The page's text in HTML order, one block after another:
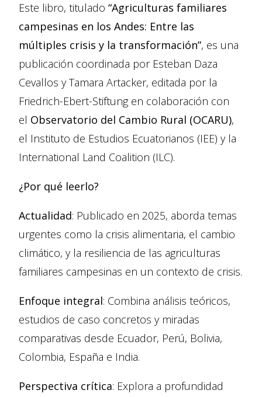
Este libro, titulado “Agriculturas familiares
campesinas en los Andes: Entre las
múltiples crisis y la transformación”, es una
publicación coordinada por Esteban Daza
Cevallos y Tamara Artacker, editada por la
Friedrich-Ebert-Stiftung en colaboración con
el Observatorio del Cambio Rural (OCARU),
el Instituto de Estudios Ecuatorianos (IEE) y la
International Land Coalition (ILC).
¿Por qué leerlo?
Actualidad: Publicado en 2025, aborda temas
urgentes como la crisis alimentaria, el cambio
climático, y la resiliencia de las agriculturas
familiares campesinas en un contexto de crisis.
Enfoque integral: Combina análisis teóricos,
estudios de caso concretos y miradas
comparativas desde Ecuador, Perú, Bolivia,
Colombia, España e India.
Perspectiva crítica: Explora a profundidad